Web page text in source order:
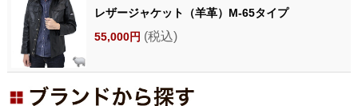
レザージャケット（羊革）M-65タイプ
55,000円 (税込)